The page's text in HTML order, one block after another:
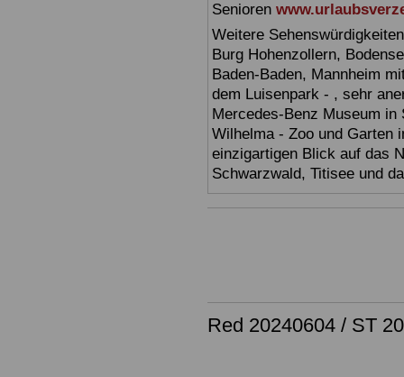
Senioren
Weitere
Burg Hohenzollern,
Baden-Baden, Mannheim
dem Luisenpark - , sehr
Mercedes-Benz Museum
Wilhelma - Zoo und Garten
einzigartigen Blick auf das
Schwarzwald, Titisee und
Red 20240604 / ST